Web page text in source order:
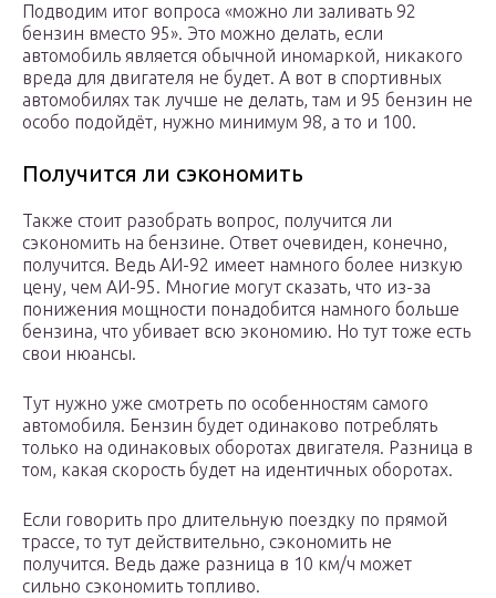
Подводим итог вопроса «можно ли заливать 92
бензин вместо 95». Это можно делать, если
автомобиль является обычной иномаркой, никакого
вреда для двигателя не будет. А вот в спортивных
автомобилях так лучше не делать, там и 95 бензин не
особо подойдёт, нужно минимум 98, а то и 100.
Получится ли сэкономить
Также стоит разобрать вопрос, получится ли
сэкономить на бензине. Ответ очевиден, конечно,
получится. Ведь АИ-92 имеет намного более низкую
цену, чем АИ-95. Многие могут сказать, что из-за
понижения мощности понадобится намного больше
бензина, что убивает всю экономию. Но тут тоже есть
свои нюансы.
Тут нужно уже смотреть по особенностям самого
автомобиля. Бензин будет одинаково потреблять
только на одинаковых оборотах двигателя. Разница в
том, какая скорость будет на идентичных оборотах.
Если говорить про длительную поездку по прямой
трассе, то тут действительно, сэкономить не
получится. Ведь даже разница в 10 км/ч может
сильно сэкономить топливо.